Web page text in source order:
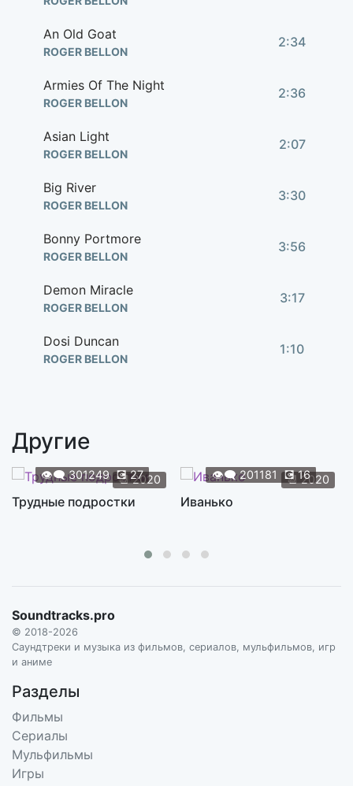
An Old Goat
ROGER BELLON
2:34
Armies Of The Night
ROGER BELLON
2:36
Asian Light
ROGER BELLON
2:07
Big River
ROGER BELLON
3:30
Bonny Portmore
ROGER BELLON
3:56
Demon Miracle
ROGER BELLON
3:17
Dosi Duncan
ROGER BELLON
1:10
Flamenco Rojo
ROGER BELLON
ROGER BELLON
He's A Star
ROGER BELLON
Heart Come Back
ROGER BELLON
Hymn To A Time
Другие
📆 2020
👁️‍🗨️301249 💽27
Трудные подростки
📆 2020
👁️‍🗨️201181 💽16
Иванько
Soundtracks.pro
© 2018-2026
Саундтреки и музыка из фильмов, сериалов, мульфильмов, игр
и аниме
Разделы
Фильмы
Сериалы
Мульфильмы
Игры